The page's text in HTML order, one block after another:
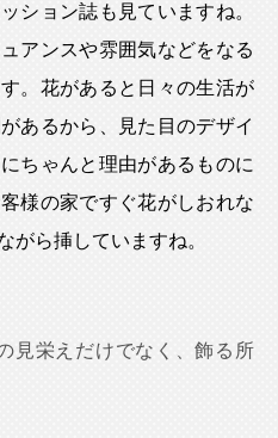
ション誌も見ていますね。
アンスや雰囲気などをなる
。花があると日々の生活が
あるから、見た目のデザイ
ちゃんと理由があるものに
様の家ですぐ花がしおれな
がら挿していますね。
見栄えだけでなく、飾る所